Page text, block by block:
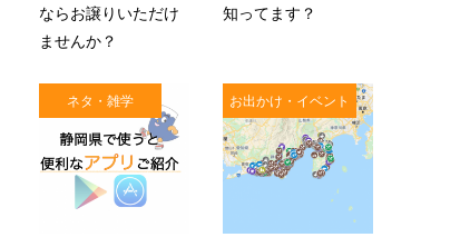
ならお譲りいただけ
ませんか？
知ってます？
ネタ・雑学 お出かけ・イベント